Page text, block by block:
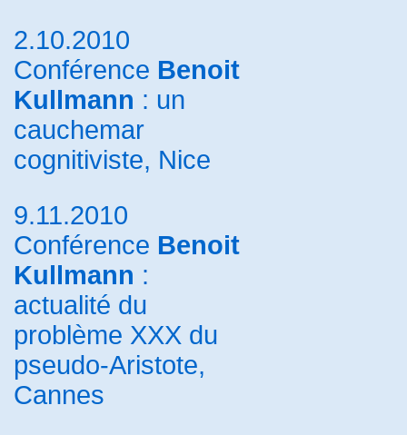
2.10.2010
Conférence Benoit
Kullmann : un
cauchemar
cognitiviste, Nice
9.11.2010
Conférence Benoit
Kullmann :
actualité du
problème XXX du
pseudo-Aristote,
Cannes